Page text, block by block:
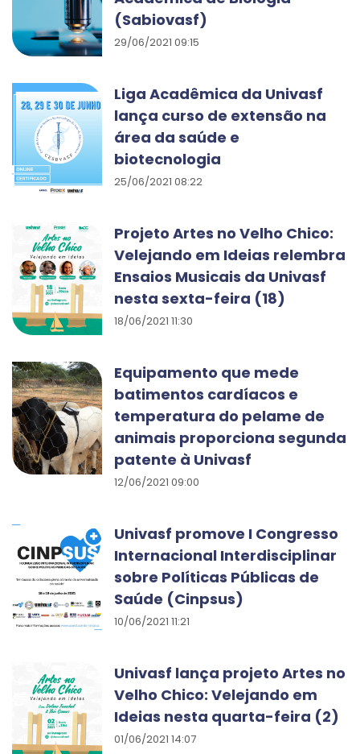
(Sabiovasf)
29/06/2021 09:15
Liga Acadêmica da Univasf
lança curso de extensão na
área da saúde e
biotecnologia
25/06/2021 08:22
Projeto Artes no Velho Chico:
Velejando em Ideias relembra
Ensaios Musicais da Univasf
nesta sexta-feira (18)
18/06/2021 11:30
Equipamento que mede
batimentos cardíacos e
temperatura do pelame de
animais proporciona segunda
patente à Univasf
12/06/2021 09:00
Univasf promove I Congresso
Internacional Interdisciplinar
sobre Políticas Públicas de
Saúde (Cinpsus)
10/06/2021 11:21
Univasf lança projeto Artes no
Velho Chico: Velejando em
Ideias nesta quarta-feira (2)
01/06/2021 14:07